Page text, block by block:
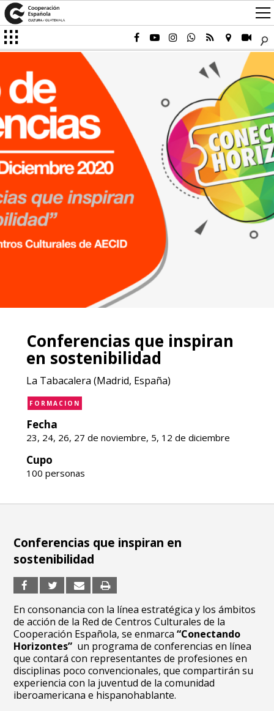
Conferencias que inspiran
en sostenibilidad
La Tabacalera (Madrid, España)
FORMACION
Fecha
23, 24, 26, 27 de noviembre, 5, 12 de diciembre
Cupo
100 personas
Conferencias que inspiran en
sostenibilidad
En consonancia con la línea estratégica y los ámbitos
de acción de la Red de Centros Culturales de la
Cooperación Española, se enmarca“Conectando
Horizontes” un programa de conferencias en línea
que contará con representantes de profesiones en
disciplinas poco convencionales, que compartirán su
experiencia con la juventud de la comunidad
iberoamericana e hispanohablante.